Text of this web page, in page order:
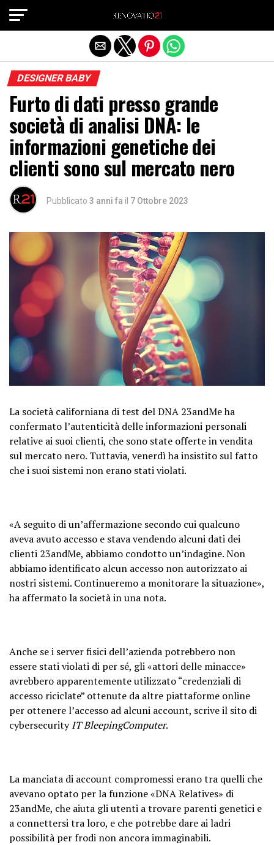
DESIGNER BABY
Furto di dati presso grande
società di analisi DNA: le
informazioni genetiche dei
clienti sono sul mercato nero
Pubblicato 3 anni fa il 7 Ottobre 2023
La società californiana di test del DNA 23andMe ha
confermato l’autenticità delle informazioni personali
relative ai suoi clienti, che sono state offerte in vendita
sul mercato nero. Tuttavia, venerdì ha insistito sul fatto
che i suoi sistemi non erano stati violati.
«A seguito di un’affermazione secondo cui qualcuno
aveva avuto accesso e stava vendendo alcuni dati dei
clienti 23andMe, abbiamo condotto un’indagine. Non
abbiamo identificato alcun accesso non autorizzato ai
nostri sistemi. Continueremo a monitorare la situazione»,
ha affermato la società in una nota.
Anche se i server fisici dell’azienda potrebbero non
essere stati violati di per sé, gli «attori delle minacce»
avrebbero apparentemente utilizzato “credenziali di
accesso riciclate” ottenute da altre piattaforme online
per ottenere l’accesso ad alcuni account, scrive il sito di
cybersecurityIT BleepingComputer.
La manciata di account compromessi erano tra quelli che
avevano optato per la funzione «DNA Relatives» di
23andMe, che aiuta gli utenti a trovare parenti genetici e
a connettersi tra loro, e che potrebbe dare ai ladri
possibilità per frodi non ancora immaginabili.
Exit mobile version